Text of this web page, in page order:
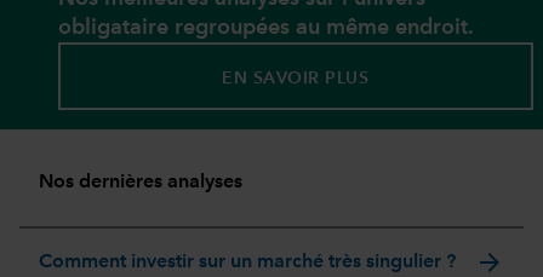
obligataire regroupées au même endroit.
EN SAVOIR PLUS
Nos dernières analyses
Comment investir sur un marché très singulier ? arrow_forward